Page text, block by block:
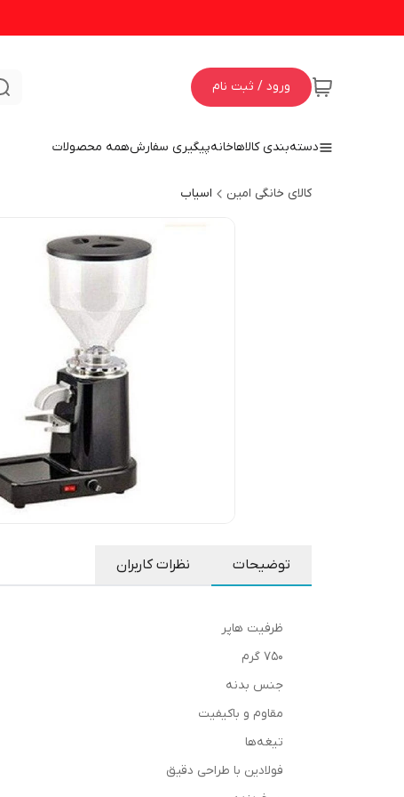
ورود / ثبت نام
دسته‌بندی کالاهاخانهپیگیری سفارشهمه محصولات
کالای خانگی امین اسیاب
توضیحات نظرات کاربران
ظرفیت هاپر
750 گرم
جنس بدنه
مقاوم و باکیفیت
تیغه‌ها
فولادین با طراحی دقیق